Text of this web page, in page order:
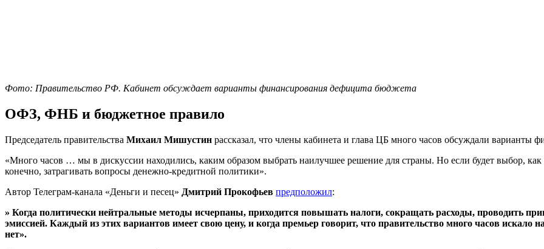
Фото: Правительство РФ. Кабинет обсуждает варианты финансирования дефицита бюджета
ОФЗ, ФНБ и бюджетное правило
Председатель правительства Михаил Мишустин рассказал, что члены кабинета и глава ЦБ много часов обсуждали варианты
«Много часов … мы в дискуссии находились, каким образом выбрать наилучшее решение для страны. Но если будет выбор,
конечно, затрагивать вопросы денежно-кредитной политики».
Автор Телеграм-канала «Деньги и песец» Дмитрий Прокофьев предположил:
» Когда политически нейтральные методы исчерпаны, приходится повышать налоги, сокращать расходы, проводить
эмиссией. Каждый из этих вариантов имеет свою цену, и когда премьер говорит, что правительство много часов
нет».